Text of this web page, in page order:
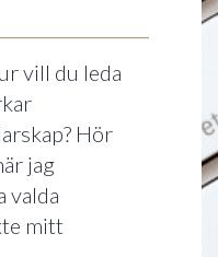
vill du leda
Hör
jag
valda
mitt